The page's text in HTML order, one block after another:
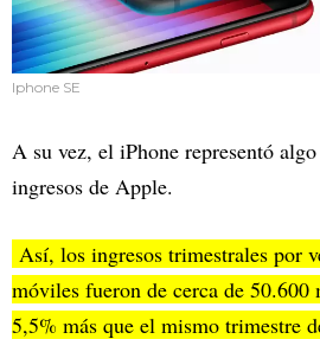
Iphone SE
A su vez, el iPhone representó
ingresos de Apple.
Así, los ingresos trimestrales por
móviles fueron de cerca de 50.600
5,5% más que el mismo trimestre